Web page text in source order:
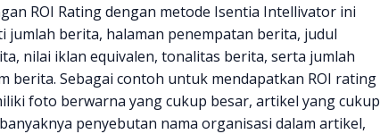
ROI Rating dengan metode Isentia Intellivator ini
berita, halaman penempatan berita, judul
nilai iklan equivalen, tonalitas berita, serta jumlah
berita. Sebagai contoh untuk mendapatkan ROI rating
foto berwarna yang cukup besar, artikel yang cukup
penyebutan nama organisasi dalam artikel,